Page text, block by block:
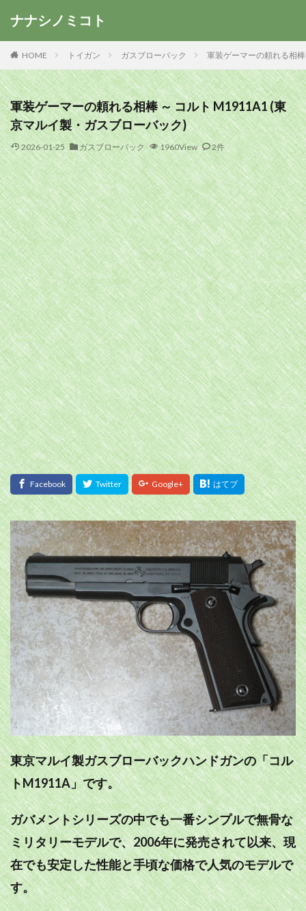
ナナシノミコト
HOME トイガン ガスブローバック 軍装ゲーマーの頼れる相
軍装ゲーマーの頼れる相棒 ～ コルト M1911A1 (東
京マルイ製・ガスブローバック)
2026-01-25 ガスブローバック 1960View 2件
東京マルイ製ガスブローバックハンドガンの「コル
トM1911A」です。
ガバメントシリーズの中でも一番シンプルで無骨な
ミリタリーモデルで、2006年に発売されて以来、現
在でも安定した性能と手頃な価格で人気のモデルで
す。